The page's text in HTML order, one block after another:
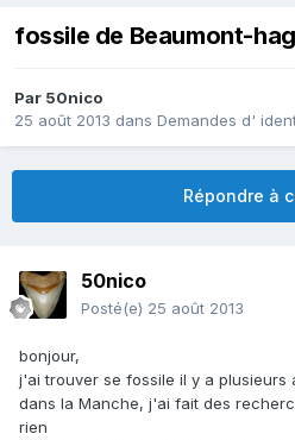
fossile de Beaumont-
Par 50nico
25 août 2013 dans Demandes d'
Répondre à
50nico
Posté(e) 25 août 2013
bonjour,
j'ai trouver se fossile il y a plusieurs
dans la Manche, j'ai fait des
rien